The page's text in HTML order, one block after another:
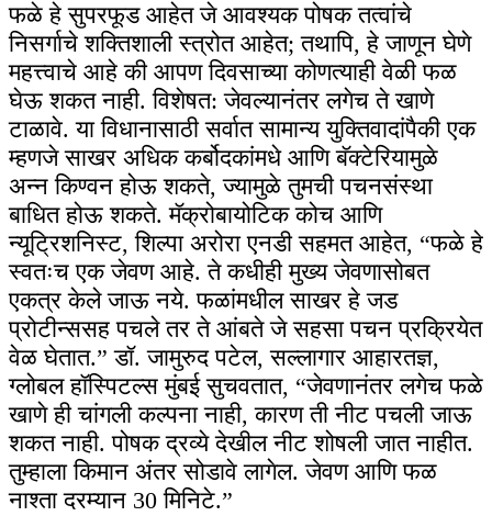
फळे हे सुपरफूड आहेत जे आवश्यक पोषक तत्वांचे
निसर्गाचे शक्तिशाली स्त्रोत आहेत; तथापि, हे जाणून घेणे
महत्त्वाचे आहे की आपण दिवसाच्या कोणत्याही वेळी फळ
घेऊ शकत नाही. विशेषत: जेवल्यानंतर लगेच ते खाणे
टाळावे. या विधानासाठी सर्वात सामान्य युक्तिवादांपैकी एक
म्हणजे साखर अधिक कर्बोदकांमधे आणि बॅक्टेरियामुळे
अन्न किण्वन होऊ शकते, ज्यामुळे तुमची पचनसंस्था
बाधित होऊ शकते. मॅक्रोबायोटिक कोच आणि
न्यूट्रिशनिस्ट, शिल्पा अरोरा एनडी सहमत आहेत, “फळे हे
स्वतःच एक जेवण आहे. ते कधीही मुख्य जेवणासोबत
एकत्र केले जाऊ नये. फळांमधील साखर हे जड
प्रोटीन्ससह पचले तर ते आंबते जे सहसा पचन प्रक्रियेत
वेळ घेतात.” डॉ. जामुरुद पटेल, सल्लागार आहारतज्ञ,
ग्लोबल हॉस्पिटल्स मुंबई सुचवतात, “जेवणानंतर लगेच फळे
खाणे ही चांगली कल्पना नाही, कारण ती नीट पचली जाऊ
शकत नाही. पोषक द्रव्ये देखील नीट शोषली जात नाहीत.
तुम्हाला किमान अंतर सोडावे लागेल. जेवण आणि फळ
नाश्ता दरम्यान 30 मिनिटे.”